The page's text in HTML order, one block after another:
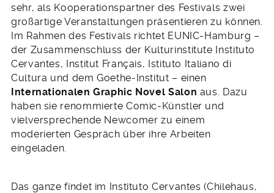
sehr, als Kooperationspartner des Festivals zwei
großartige Veranstaltungen präsentieren zu können.
Im Rahmen des Festivals richtet EUNIC-Hamburg –
der Zusammenschluss der Kulturinstitute Instituto
Cervantes, Institut Français, Istituto Italiano di
Cultura und dem Goethe-Institut – einen
Internationalen Graphic Novel Salon aus. Dazu
haben sie renommierte Comic-Künstler und
vielversprechende Newcomer zu einem
moderierten Gespräch über ihre Arbeiten
eingeladen.
Das ganze findet im Instituto Cervantes (Chilehaus,